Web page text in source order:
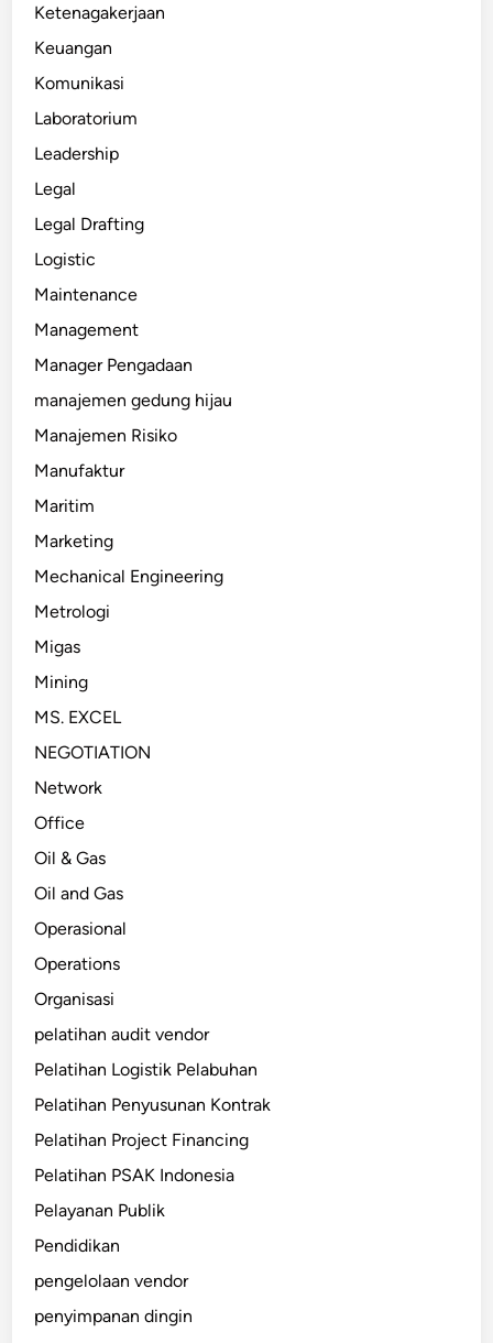
Ketenagakerjaan
Keuangan
Komunikasi
Laboratorium
Leadership
Legal
Legal Drafting
Logistic
Maintenance
Management
Manager Pengadaan
manajemen gedung hijau
Manajemen Risiko
Manufaktur
Maritim
Marketing
Mechanical Engineering
Metrologi
Migas
Mining
MS. EXCEL
NEGOTIATION
Network
Office
Oil & Gas
Oil and Gas
Operasional
Operations
Organisasi
pelatihan audit vendor
Pelatihan Logistik Pelabuhan
Pelatihan Penyusunan Kontrak
Pelatihan Project Financing
Pelatihan PSAK Indonesia
Pelayanan Publik
Pendidikan
pengelolaan vendor
penyimpanan dingin